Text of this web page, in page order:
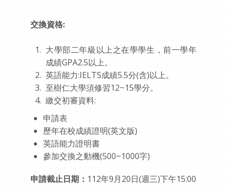
交換資格:
大學部二年級以上之在學學生，前一學年
成績GPA2.5以上。
英語能力:IELTS成績5.5分(含)以上。
至樹仁大學須修習12~15學分。
繳交初審資料:
申請表
歷年在校成績證明(英文版)
英語能力證明書
參加交換之動機(500~1000字)
申請截止日期： 112年9月20日(週三)下午15:00